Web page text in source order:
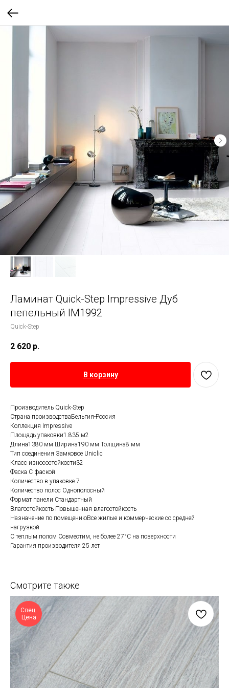
Ламинат Quick-Step Impressive Дуб
пепельный IM1992
Quick-Step
2 620 р.
В корзину
Производитель Quick-Step
Страна производстваБельгия-Россия
Коллекция Impressive
Площадь упаковки1.835 м2
Длина1380 мм Ширина190 мм Толщина8 мм
Тип соединения Замковое Uniclic
Класс износостойкости32
Фаска С фаской
Количество в упаковке 7
Количество полос Однополосный
Формат панели Стандартный
Влагостойкость Повышенная влагостойкость
Назначение по помещениюВсе жилые и коммерческие со средней
нагрузкой
С теплым полом Совместим, не более 27°C на поверхности
Гарантия производителя 25 лет
Смотрите также
Спец.
Цена